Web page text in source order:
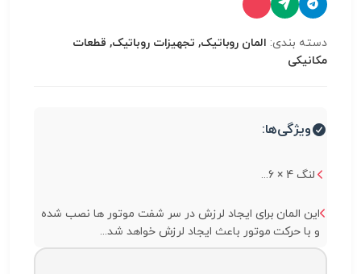
دسته بندی: المان روباتیک, تجهیزات روباتیک, قطعات
مکانیکی
ویژگی‌ها:
لنگ 4 × 6...
این المان برای ایجاد لرزش در سر شفت موتور ها نصب شده
و با حرکت موتور باعث ایجاد لرزش خواهد شد...